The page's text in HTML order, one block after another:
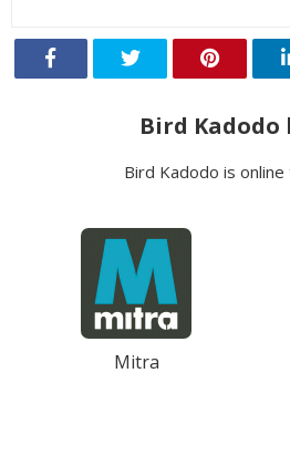
Bird Kadodo
Bird Kadodo is
Mitra